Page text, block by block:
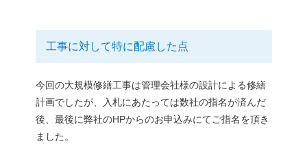
工事に対して特に配慮した点
今回の大規模修繕工事は管理会社様の設計による修繕
計画でしたが、入札にあたっては数社の指名が済んだ
後、最後に弊社のHPからのお申込みにてご指名を頂き
ました。